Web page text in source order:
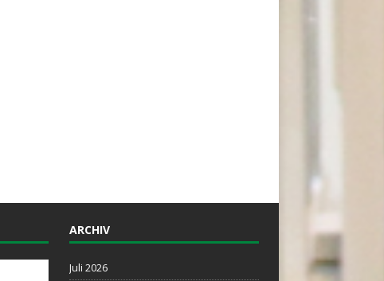
ARCHIV
Juli 2026